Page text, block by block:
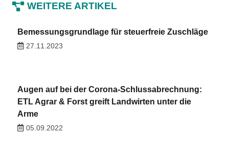
WEITERE ARTIKEL
Bemessungsgrundlage für steuerfreie Zuschläge
27.11.2023
Augen auf bei der Corona-Schlussabrechnung:
ETL Agrar & Forst greift Landwirten unter die
Arme
05.09.2022